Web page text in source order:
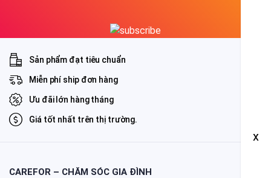
Sản phẩm đạt tiêu chuẩn
Miễn phí ship đơn hàng
Ưu đãi lớn hàng tháng
Giá tốt nhất trên thị trường.
CAREFOR – CHĂM SÓC GIA ĐÌNH
x